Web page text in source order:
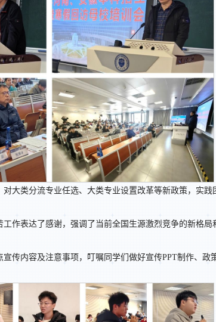
大类分流专业任选、大类专业设置改革等新政策，实践
作表达了感谢，强调了当前全国生源激烈竞争的新格局
传内容及注意事项，叮嘱同学们做好宣传PPT制作、政